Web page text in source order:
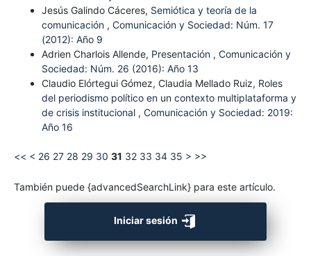
Jesús Galindo Cáceres, Semiótica y teoría de la
comunicación , Comunicación y Sociedad: Núm. 17
(2012): Año 9
Adrien Charlois Allende, Presentación , Comunicación y
Sociedad: Núm. 26 (2016): Año 13
Claudio Elórtegui Gómez, Claudia Mellado Ruiz, Roles
del periodismo político en un contexto multiplataforma y
de crisis institucional , Comunicación y Sociedad: 2019:
Año 16
<< < 26 27 28 29 30 31 32 33 34 35 > >>
También puede {advancedSearchLink} para este artículo.
Iniciar sesión